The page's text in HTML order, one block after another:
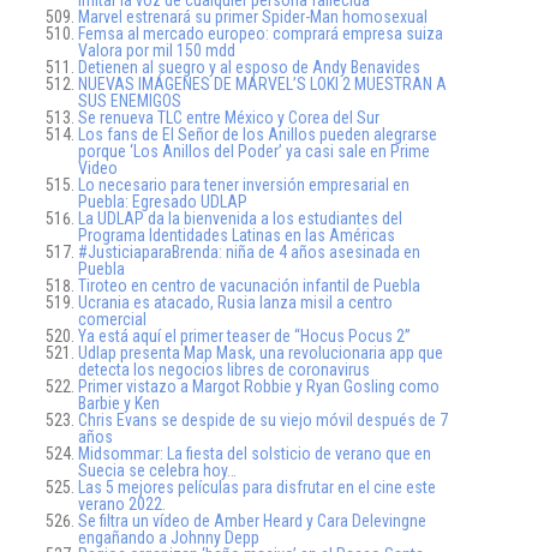
Marvel estrenará su primer Spider-Man homosexual
Femsa al mercado europeo: comprará empresa suiza
Valora por mil 150 mdd
Detienen al suegro y al esposo de Andy Benavides
NUEVAS IMÁGENES DE MARVEL’S LOKI 2 MUESTRAN A
SUS ENEMIGOS
Se renueva TLC entre México y Corea del Sur
Los fans de El Señor de los Anillos pueden alegrarse
porque ‘Los Anillos del Poder’ ya casi sale en Prime
Video
Lo necesario para tener inversión empresarial en
Puebla: Egresado UDLAP
La UDLAP da la bienvenida a los estudiantes del
Programa Identidades Latinas en las Américas
#JusticiaparaBrenda: niña de 4 años asesinada en
Puebla
Tiroteo en centro de vacunación infantil de Puebla
Ucrania es atacado, Rusia lanza misil a centro
comercial
Ya está aquí el primer teaser de “Hocus Pocus 2”
Udlap presenta Map Mask, una revolucionaria app que
detecta los negocios libres de coronavirus
Primer vistazo a Margot Robbie y Ryan Gosling como
Barbie y Ken
Chris Evans se despide de su viejo móvil después de 7
años
Midsommar: La fiesta del solsticio de verano que en
Suecia se celebra hoy…
Las 5 mejores películas para disfrutar en el cine este
verano 2022.
Se filtra un vídeo de Amber Heard y Cara Delevingne
engañando a Johnny Depp